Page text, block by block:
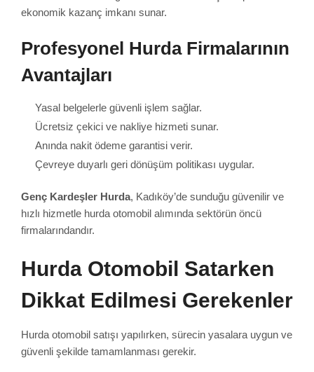
ekonomik kazanç imkanı sunar.
Profesyonel Hurda Firmalarının
Avantajları
Yasal belgelerle güvenli işlem sağlar.
Ücretsiz çekici ve nakliye hizmeti sunar.
Anında nakit ödeme garantisi verir.
Çevreye duyarlı geri dönüşüm politikası uygular.
Genç Kardeşler Hurda, Kadıköy’de sunduğu güvenilir ve
hızlı hizmetle hurda otomobil alımında sektörün öncü
firmalarındandır.
Hurda Otomobil Satarken
Dikkat Edilmesi Gerekenler
Hurda otomobil satışı yapılırken, sürecin yasalara uygun ve
güvenli şekilde tamamlanması gerekir.